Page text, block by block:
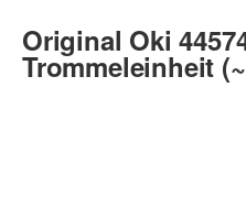
Original Oki
Trommeleinheit